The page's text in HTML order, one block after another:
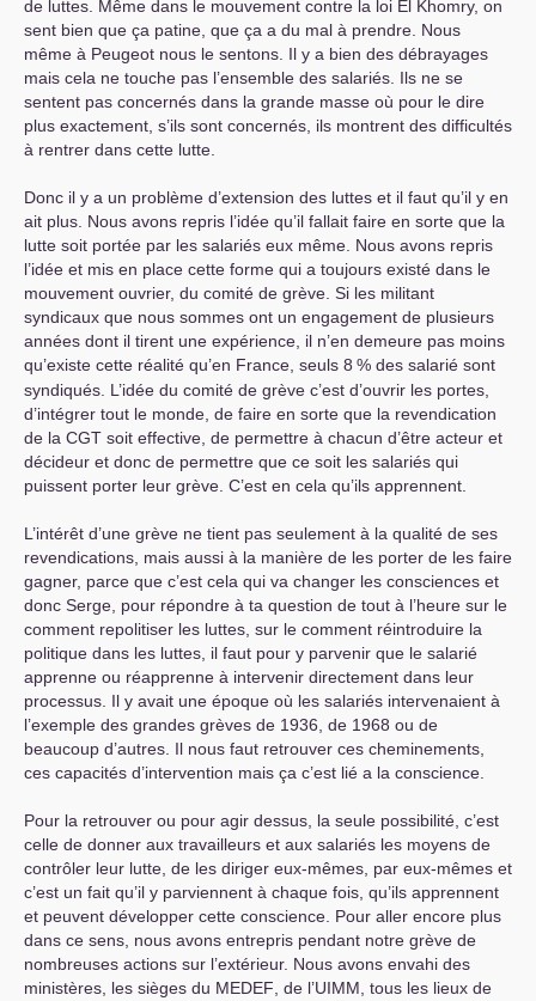
de luttes. Même dans le mouvement contre la loi El Khomry, on
sent bien que ça patine, que ça a du mal à prendre. Nous
même à Peugeot nous le sentons. Il y a bien des débrayages
mais cela ne touche pas l’ensemble des salariés. Ils ne se
sentent pas concernés dans la grande masse où pour le dire
plus exactement, s’ils sont concernés, ils montrent des difficultés
à rentrer dans cette lutte.
Donc il y a un problème d’extension des luttes et il faut qu’il y en
ait plus. Nous avons repris l’idée qu’il fallait faire en sorte que la
lutte soit portée par les salariés eux même. Nous avons repris
l’idée et mis en place cette forme qui a toujours existé dans le
mouvement ouvrier, du comité de grève. Si les militant
syndicaux que nous sommes ont un engagement de plusieurs
années dont il tirent une expérience, il n’en demeure pas moins
qu’existe cette réalité qu’en France, seuls 8 % des salarié sont
syndiqués. L’idée du comité de grève c’est d’ouvrir les portes,
d’intégrer tout le monde, de faire en sorte que la revendication
de la CGT soit effective, de permettre à chacun d’être acteur et
décideur et donc de permettre que ce soit les salariés qui
puissent porter leur grève. C’est en cela qu’ils apprennent.
L’intérêt d’une grève ne tient pas seulement à la qualité de ses
revendications, mais aussi à la manière de les porter de les faire
gagner, parce que c’est cela qui va changer les consciences et
donc Serge, pour répondre à ta question de tout à l’heure sur le
comment repolitiser les luttes, sur le comment réintroduire la
politique dans les luttes, il faut pour y parvenir que le salarié
apprenne ou réapprenne à intervenir directement dans leur
processus. Il y avait une époque où les salariés intervenaient à
l’exemple des grandes grèves de 1936, de 1968 ou de
beaucoup d’autres. Il nous faut retrouver ces cheminements,
ces capacités d’intervention mais ça c’est lié a la conscience.
Pour la retrouver ou pour agir dessus, la seule possibilité, c’est
celle de donner aux travailleurs et aux salariés les moyens de
contrôler leur lutte, de les diriger eux-mêmes, par eux-mêmes et
c’est un fait qu’il y parviennent à chaque fois, qu’ils apprennent
et peuvent développer cette conscience. Pour aller encore plus
dans ce sens, nous avons entrepris pendant notre grève de
nombreuses actions sur l’extérieur. Nous avons envahi des
ministères, les sièges du MEDEF , de l’UIMM , tous les lieux de